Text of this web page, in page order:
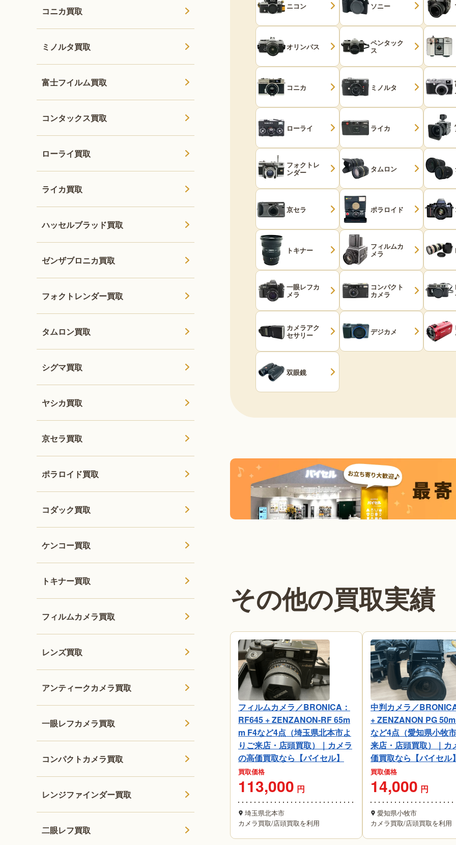
ニコン ソニー
オリンパス ペンタック
ス
コニカ ミノルタ
ローライ ライカ
フォクトレ
ンダー タムロン
京セラ ポラロイド
トキナー フィルムカ
メラ
一眼レフカ
メラ
コンパクト
カメラ
カメラアク
セサリー デジカメ
双眼鏡
その他の買取実績
フィルムカメラ／BRONICA：
RF645 + ZENZANON-RF 65m
m F4など4点（埼玉県北本市よ
りご来店・店頭買取）｜カメラ
の高価買取なら【バイセル】
買取価格
113,000 円
埼玉県北本市
カメラ買取/店頭買取を利用
中判カメラ／
+ ZENZANON PG
など4点（愛知県小牧
来店・店頭買取）｜カ
価買取なら【バイセル
買取価格
14,000 円
愛知県小牧市
カメラ買取/店頭買取を利用
コニカ買取
ミノルタ買取
富士フイルム買取
コンタックス買取
ローライ買取
ライカ買取
ハッセルブラッド買取
ゼンザブロニカ買取
フォクトレンダー買取
タムロン買取
シグマ買取
ヤシカ買取
京セラ買取
ポラロイド買取
コダック買取
ケンコー買取
トキナー買取
フィルムカメラ買取
レンズ買取
アンティークカメラ買取
一眼レフカメラ買取
コンパクトカメラ買取
レンジファインダー買取
二眼レフ買取